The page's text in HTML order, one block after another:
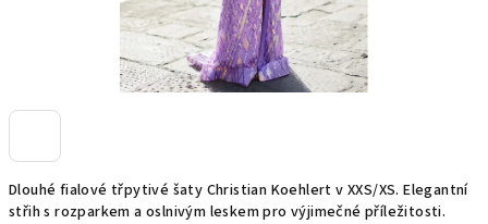
Dlouhé fialové třpytivé šaty Christian Koehlert v XXS/XS. Elegantní
střih s rozparkem a oslnivým leskem pro výjimečné příležitosti.